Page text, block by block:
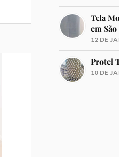
Tela
em
12 DE
Protel
10 DE